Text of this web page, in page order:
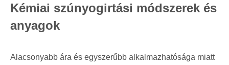
Kémiai szúnyogirtási módszerek és
anyagok
Alacsonyabb ára és egyszerűbb alkalmazhatósága miatt